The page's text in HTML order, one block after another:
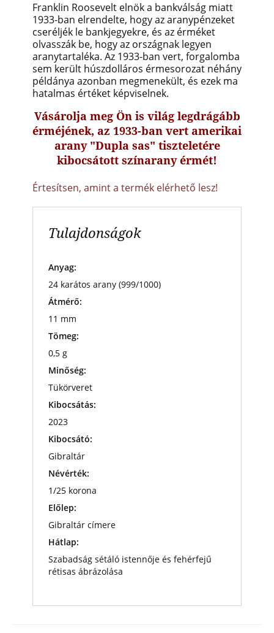
Franklin Roosevelt elnök a bankválság miatt
1933-ban elrendelte, hogy az aranypénzeket
cseréljék le bankjegyekre, és az érméket
olvasszák be, hogy az országnak legyen
aranytartaléka. Az 1933-ban vert, forgalomba
sem került húszdolláros érmesorozat néhány
példánya azonban megmenekült, és ezek ma
hatalmas értéket képviselnek.
Vásárolja meg Ön is világ legdrágább
érméjének, az 1933-ban vert amerikai
arany "Dupla sas" tiszteletére
kibocsátott színarany érmét!
Értesítsen, amint a termék elérhető lesz!
Tulajdonságok
Anyag:
24 karátos arany (999/1000)
Átmérő:
11 mm
Tömeg:
0,5 g
Minőség:
Tükörveret
Kibocsátás:
2023
Kibocsátó:
Gibraltár
Névérték:
1/25 korona
Előlep:
Gibraltár címere
Hátlap:
Szabadság sétáló istennője és fehérfejű
rétisas ábrázolása